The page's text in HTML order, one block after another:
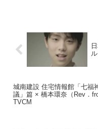
城南建設 住宅情報館「七福
議」篇 × 橋本環奈（Rev．
TVCM